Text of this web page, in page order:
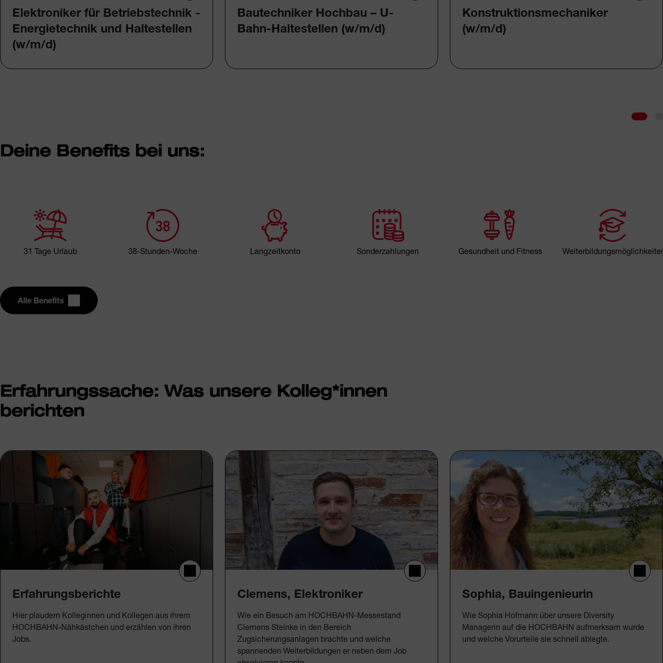
Elektroniker für Betriebstechnik -
Energietechnik und Haltestellen
(w/m/d)
Bautechniker Hochbau – U-
Bahn-Haltestellen (w/m/d)
Konstruktionsmechaniker
(w/m/d)
Deine Benefits bei uns:
31 Tage Urlaub 38-Stunden-Woche Langzeitkonto Sonderzahlungen Gesundheit und Fitness
Alle Benefits
Erfahrungssache: Was unsere Kolleg*innen
berichten
Erfahrungsberichte
Hier plaudern Kolleginnen und Kollegen aus ihrem
HOCHBAHN-Nähkästchen und erzählen von ihren
Jobs.
Clemens, Elektroniker
Wie ein Besuch am HOCHBAHN-Messestand
Clemens Steinke in den Bereich
Zugsicherungsanlagen brachte und welche
spannenden Weiterbildungen er neben dem Job
Sophia, Bauingenieurin
Wie Sophia Hofmann über unsere Diversity
Managerin auf die HOCHBAHN aufmerksam wurde
und welche Vorurteile sie schnell ablegte.